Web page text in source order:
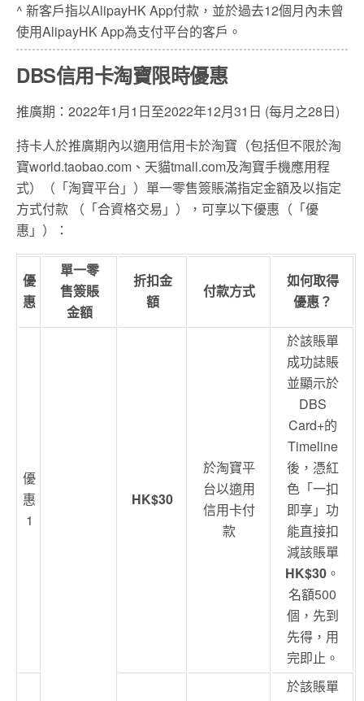
^ 新客戶指以AlipayHK App付款，並於過去12個月內未曾
使用AlipayHK App為支付平台的客戶。
DBS信用卡淘寶限時優惠
推廣期：2022年1月1日至2022年12月31日 (每月之28日)
持卡人於推廣期內以適用信用卡於淘寶（包括但不限於淘
寶world.taobao.com、天貓tmall.com及淘寶手機應用程
式）（「淘寶平台」）單一零售簽賬滿指定金額及以指定
方式付款 （「合資格交易」），可享以下優惠（「優
惠」）：
優
惠
單一零
售簽賬
金額
折扣金
額
付款方式
如何取得
優惠？
優
惠
1
HK$30
於淘寶平
台以適用
信用卡付
款
於該賬單
成功誌賬
並顯示於
DBS
Card+的
Timeline
後，憑紅
色「一扣
即享」功
能直接扣
減該賬單
HK$30 。
名額500
個，先到
先得，用
完即止。
於該賬單